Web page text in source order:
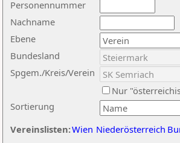
Nachname
Ebene
Sortierung
Personennummer
Bundesland
Spgem./Kreis/Verein
Nur
Vereinslisten:Wien Niederösterreich